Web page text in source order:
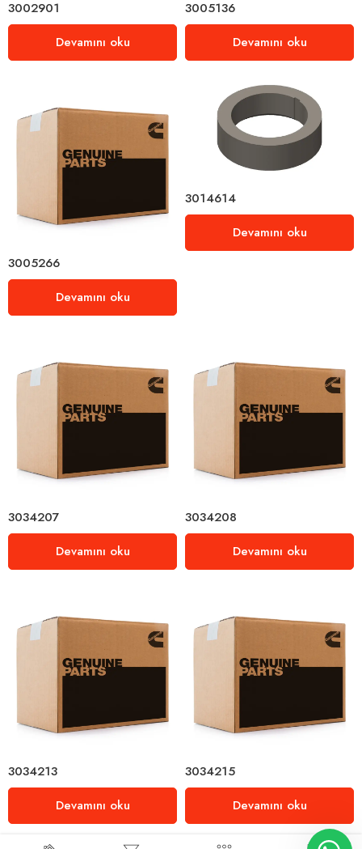
3002901
Devamını oku
3005136
Devamını oku
3005266
Devamını oku
3014614
Devamını oku
3034207
Devamını oku
3034208
Devamını oku
3034213
Devamını oku
3034215
Devamını oku